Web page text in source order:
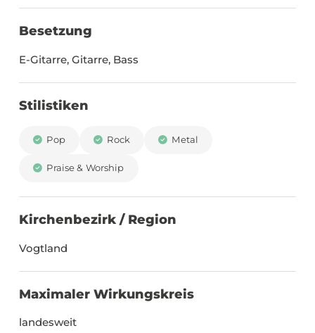
Besetzung
E-Gitarre, Gitarre, Bass
Stilistiken
Pop Rock Metal
Praise & Worship
Kirchenbezirk / Region
Vogtland
Maximaler Wirkungskreis
landesweit